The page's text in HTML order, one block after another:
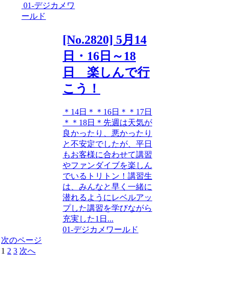
01-デジカメワ
ールド
[No.2820] 5月14
日・16日～18
日 楽しんで行
こう！
＊14日＊＊16日＊＊17日
＊＊18日＊先週は天気が
良かったり、悪かったり
と不安定でしたが、平日
もお客様に合わせて講習
やファンダイブを楽しん
でいるトリトン！講習生
は、みんなと早く一緒に
潜れるようにレベルアッ
プした講習を学びながら
充実した1日...
01-デジカメワールド
次のページ
1 2 3 次へ